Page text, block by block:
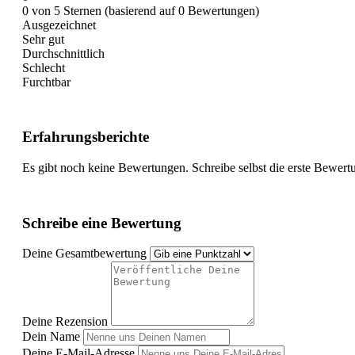
0 von 5 Sternen (basierend auf 0 Bewertungen)
Ausgezeichnet
Sehr gut
Durchschnittlich
Schlecht
Furchtbar
Erfahrungsberichte
Es gibt noch keine Bewertungen. Schreibe selbst die erste
Schreibe eine Bewertung
Deine Gesamtbewertung
Deine Rezension
Dein Name